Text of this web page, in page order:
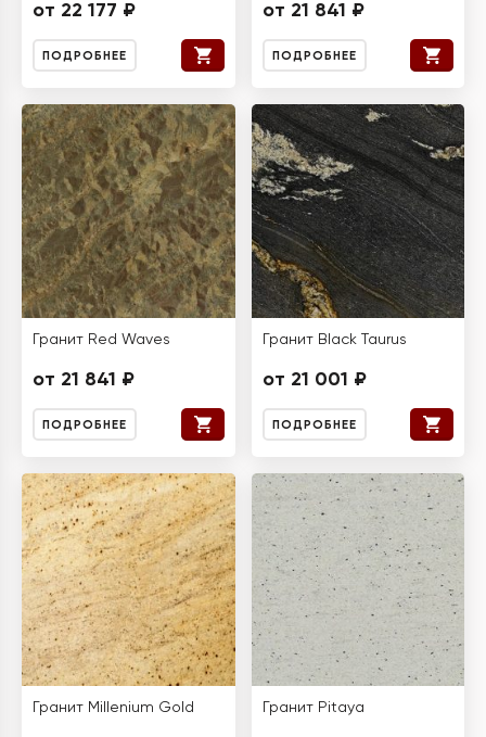
от 22 177 ₽
ПОДРОБНЕЕ
от 21 841 ₽
ПОДРОБНЕЕ
Гранит Red Waves
от 21 841 ₽
ПОДРОБНЕЕ
Гранит Black Taurus
от 21 001 ₽
ПОДРОБНЕЕ
Гранит Millenium Gold Гранит Pitaya